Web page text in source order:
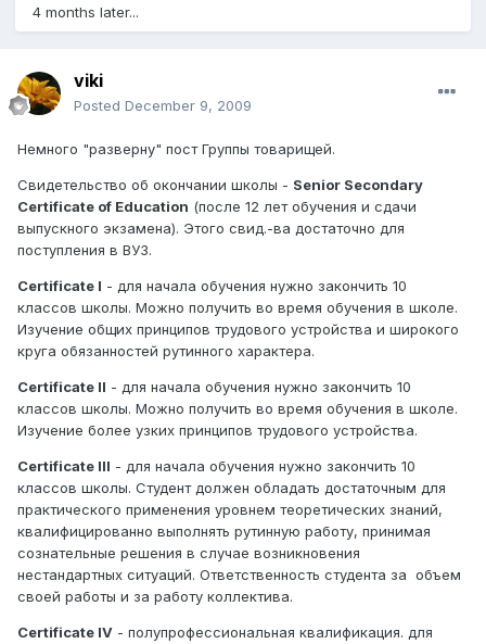
4 months later...
viki
Posted December 9, 2009
Немного "разверну" пост Группы товарищей.
Свидетельство об окончании школы - Senior Secondary
Certificate of Education (после 12 лет обучения и сдачи
выпускного экзамена). Этого свид.-ва достаточно для
поступления в ВУЗ.
Certificate I - для начала обучения нужно закончить 10
классов школы. Можно получить во время обучения в школе.
Изучение общих принципов трудового устройства и широкого
круга обязанностей рутинного характера.
Certificate II - для начала обучения нужно закончить 10
классов школы. Можно получить во время обучения в школе.
Изучение более узких принципов трудового устройства.
Certificate III - для начала обучения нужно закончить 10
классов школы. Студент должен обладать достаточным для
практического применения уровнем теоретических знаний,
квалифицированно выполнять рутинную работу, принимая
сознательные решения в случае возникновения
нестандартных ситуаций. Ответственность студента за объем
своей работы и за работу коллектива.
Certificate IV - полупрофессиональная квалификация. для